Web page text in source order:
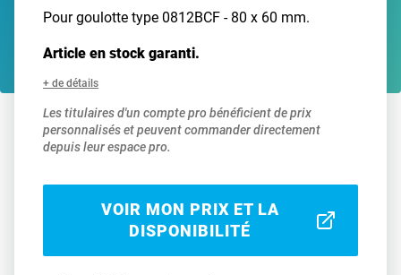
Pour goulotte type 0812BCF - 80 x 60 mm.
Article en stock garanti.
+ de détails
Les titulaires d'un compte pro bénéficient de prix
personnalisés et peuvent commander directement
depuis leur espace pro.
VOIR MON PRIX ET LA
DISPONIBILITÉ